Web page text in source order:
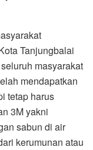
Tanjungbalai
masyarakat
mendapatkan
tetap harus
3M yakni
sabun di air
kerumunan atau